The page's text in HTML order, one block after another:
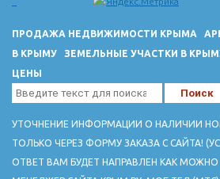
ПРОДАЖА НЕДВИЖИМОСТИ КРЫМА
В КРЫМУ
ЗЕМЕЛЬНЫЕ УЧАСТКИ В
ЦЕНЫ
УТОЧНЕНИЕ ИНФОРМАЦИИ О НАЛИЧИИ
ТОЛЬКО ЧЕРЕЗ ФОРМУ ЗАКАЗА С САЙТА!
ОТВЕТ ВАМ БУДЕТ НАПРАВЛЕН КАК МОЖНО